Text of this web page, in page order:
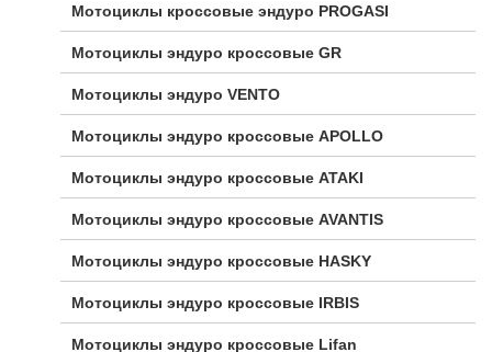
Мотоциклы кроссовые эндуро PROGASI
Мотоциклы эндуро кроссовые GR
Мотоциклы эндуро VENTO
Мотоциклы эндуро кроссовые APOLLO
Мотоциклы эндуро кроссовые ATAKI
Мотоциклы эндуро кроссовые AVANTIS
Мотоциклы эндуро кроссовые HASKY
Мотоциклы эндуро кроссовые IRBIS
Мотоциклы эндуро кроссовые Lifan